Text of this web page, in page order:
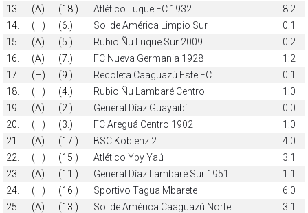
13.
(A) (18.) Atlético Luque FC 1932
8:2
14.
(H) (6.) Sol de América Limpio Sur
0:1
15.
(A) (5.) Rubio Ñu Luque Sur 2009
0:2
16.
(A) (7.) FC Nueva Germania 1928
1:2
17.
(H) (9.) Recoleta Caaguazú Este FC
0:1
18.
(H) (4.) Rubio Ñu Lambaré Centro
1:0
19.
(A) (2.) General Díaz Guayaibí
0:0
20.
(H) (3.) FC Areguá Centro 1902
1:0
21.
(A) (17.) BSC Koblenz 2
4:0
22.
(H) (15.) Atlético Yby Yaú
3:1
23.
(A) (11.) General Díaz Lambaré Sur 1951
1:1
24.
(H) (16.) Sportivo Tagua Mbarete
6:0
25.
(A) (13.) Sol de América Caaguazú Norte
3:1